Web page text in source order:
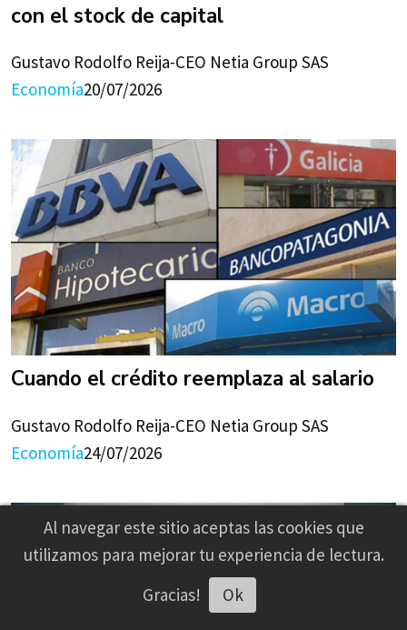
con el stock de capital
Gustavo Rodolfo Reija-CEO Netia Group SAS
Economía20/07/2026
Cuando el crédito reemplaza al salario
Gustavo Rodolfo Reija-CEO Netia Group SAS
Economía24/07/2026
Al navegar este sitio aceptas las cookies que
utilizamos para mejorar tu experiencia de lectura.
Gracias!
Ok